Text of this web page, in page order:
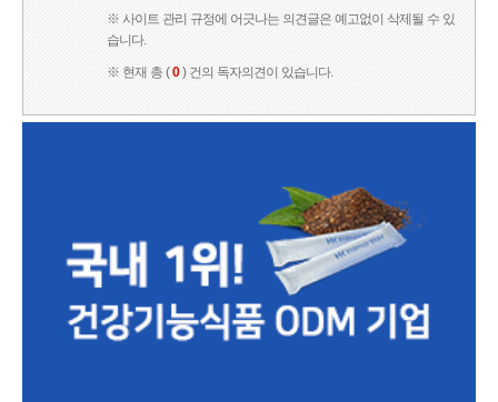
※ 사이트 관리 규정에 어긋나는 의견글은 예고없이 삭제될 수 있
습니다.
※ 현재 총 (0) 건의 독자의견이 있습니다.